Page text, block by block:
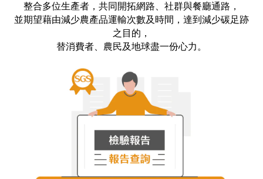
整合多位生產者，共同開拓網路、社群與餐廳通路，
並期望藉由減少農產品運輸次數及時間，達到減少碳足跡
之目的，
替消費者、農民及地球盡一份心力。